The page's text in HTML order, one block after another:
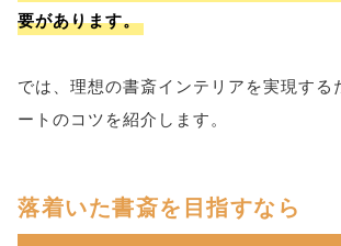
要があります。
では、理想の書斎インテリアを実現する
ートのコツを紹介します。
落着いた書斎を目指すなら